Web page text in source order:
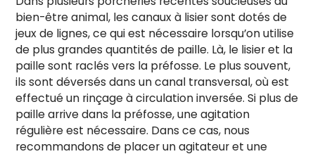
bien-être animal, les canaux à lisier sont dotés de
jeux de lignes, ce qui est nécessaire lorsqu’on utilise
de plus grandes quantités de paille. Là, le lisier et la
paille sont raclés vers la préfosse. Le plus souvent,
ils sont déversés dans un canal transversal, où est
effectué un rinçage à circulation inversée. Si plus de
paille arrive dans la préfosse, une agitation
régulière est nécessaire. Dans ce cas, nous
recommandons de placer un agitateur et une